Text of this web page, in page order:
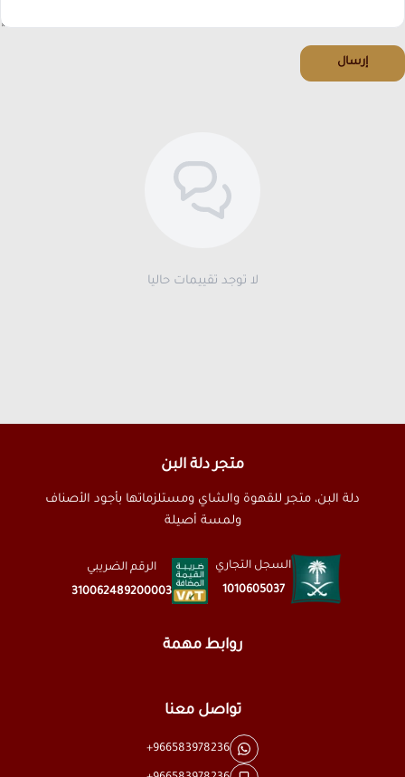
إرسال
لا توجد تقييمات حاليا
متجر دلة البن
دلة البن، متجر للقهوة والشاي ومستلزماتها بأجود الأصناف
ولمسة أصيلة
السجل التجاري
1010605037
الرقم الضريبي
310062489200003
روابط مهمة
تواصل معنا
+966583978236